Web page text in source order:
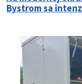
Bystrom sa